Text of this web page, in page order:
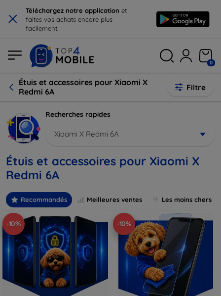
× Téléchargez notre application et
faites vos achats encore plus
facilement.
0
Étuis et accessoires pour Xiaomi X
Redmi 6A
Filtre
Recherches rapides
Xiaomi X Redmi 6A
Étuis et accessoires pour Xiaomi X
Redmi 6A
Recommandés Meilleures ventes Les moins chers
-10% -10%